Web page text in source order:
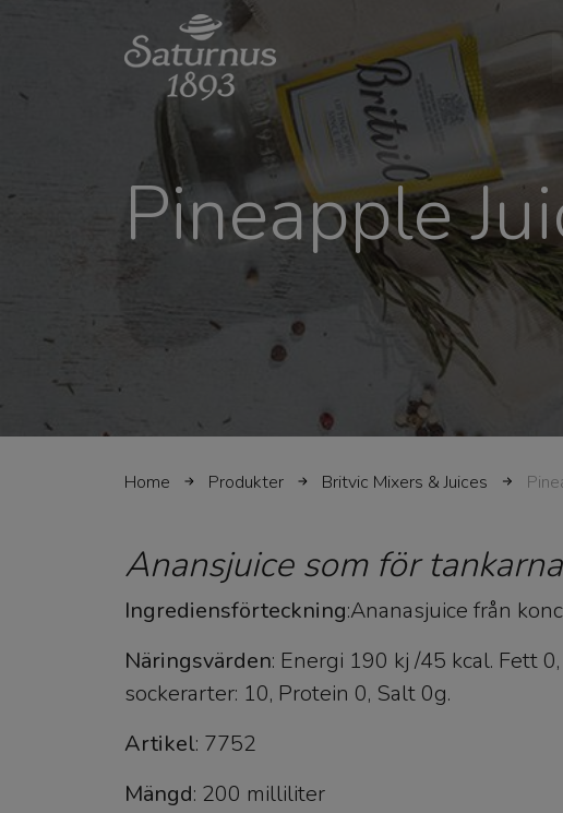
SKIP TO MAIN CONTENT
Pineapple
Home Produkter Britvic Mixers & Juices
Anansjuice som för
Ingrediensförteckning:Ananasjuice från
Näringsvärden: Energi 190 kj /45 kcal. Fett
sockerarter: 10, Protein 0, Salt 0g.
Artikel: 7752
Mängd: 200 milliliter